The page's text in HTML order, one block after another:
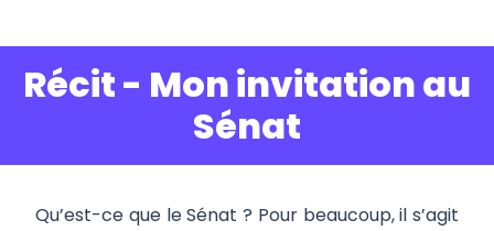
Récit - Mon invitation au
Sénat
Qu’est-ce que le Sénat ? Pour beaucoup, il s’agit